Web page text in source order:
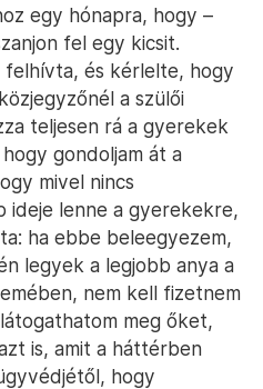
egy hónapra, hogy –
fel egy kicsit.
és kérlelte, hogy
a szülői
teljesen rá a gyerekek
gondoljam át a
mivel nincs
ideje lenne a gyerekekre,
ha ebbe beleegyezem,
legyek a legjobb anya a
nem kell fizetnem
meg őket,
is, amit a háttérben
hogy